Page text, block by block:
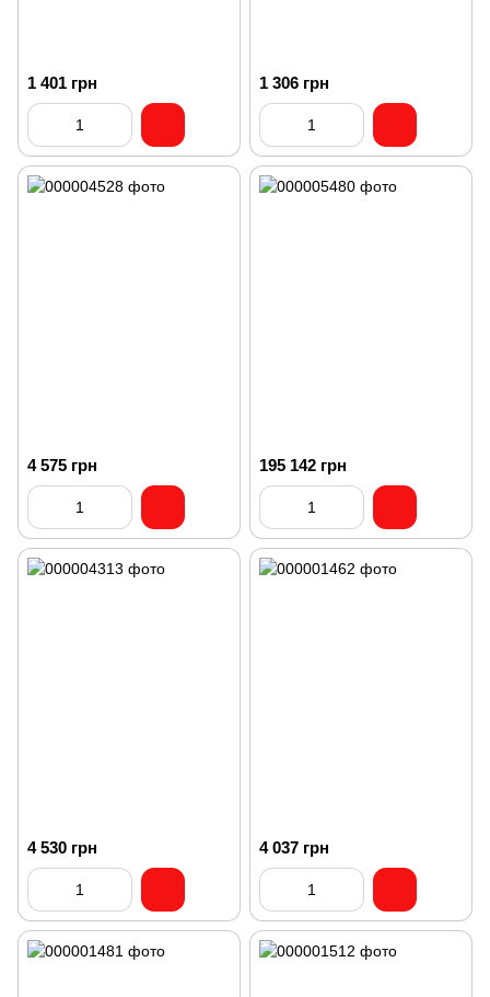
1 401 грн 1 306 грн
4 575 грн 195 142 грн
4 530 грн 4 037 грн